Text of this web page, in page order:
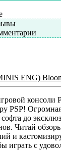
ENG)
консоли
PSP! Огромная
до
Читай
и
играть с